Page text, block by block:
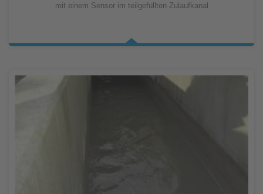
mit einem Sensor im teilgefüllten Zulaufkanal